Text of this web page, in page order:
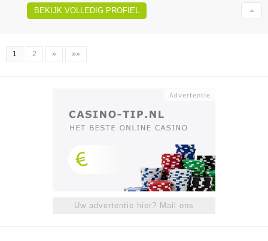
BEKIJK VOLLEDIG PROFIEL
1 2 » »»
Uw advertentie hier? Mail ons